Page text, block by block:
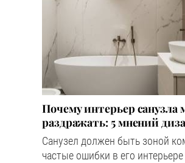
Почему интерьер санузла
раздражать: 5 мнений
Санузел должен быть зоной
частые ошибки в его